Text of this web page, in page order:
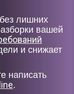
лишних
вашей
и снижает
написать
.